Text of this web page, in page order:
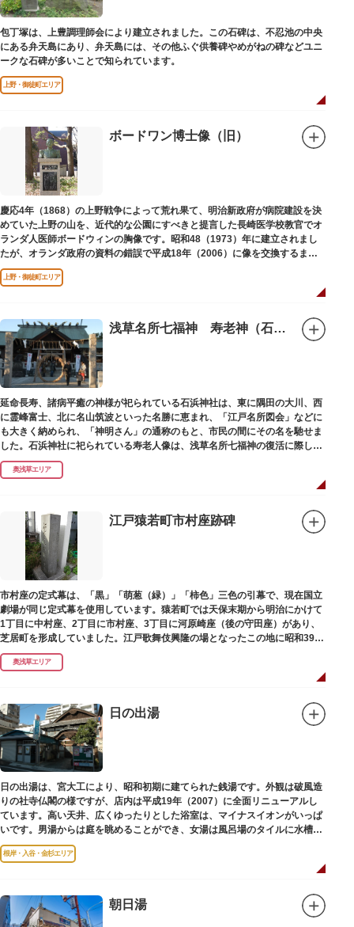
包丁塚は、上豊調理師会により建立されました。この石碑は、不忍池の中央
にある弁天島にあり、弁天島には、その他ふぐ供養碑やめがねの碑などユニ
ークな石碑が多いことで知られています。
上野・御徒町エリア
ボードワン博士像（旧）
慶応4年（1868）の上野戦争によって荒れ果て、明治新政府が病院建設を決
めていた上野の山を、近代的な公園にすべきと提言した長崎医学校教官でオ
ランダ人医師ボードウィンの胸像です。昭和48（1973）年に建立されまし
たが、オランダ政府の資料の錯誤で平成18年（2006）に像を交換するまで
は博士の弟の像でした。
上野・御徒町エリア
浅草名所七福神 寿老神（石浜神社）
延命長寿、諸病平癒の神様が祀られている石浜神社は、東に隅田の大川、西
に霊峰富士、北に名山筑波といった名勝に恵まれ、「江戸名所図会」などに
も大きく納められ、「神明さん」の通称のもと、市民の間にその名を馳せま
した。石浜神社に祀られている寿老人像は、浅草名所七福神の復活に際し、
延命長寿の神として奉安されたものです。
奥浅草エリア
江戸猿若町市村座跡碑
市村座の定式幕は、「黒」「萌葱（緑）」「柿色」三色の引幕で、現在国立
劇場が同じ定式幕を使用しています。猿若町では天保末期から明治にかけて
1丁目に中村座、2丁目に市村座、3丁目に河原崎座（後の守田座）があり、
芝居町を形成していました。江戸歌舞伎興隆の場となったこの地に昭和39年
（1964）に跡碑が建てられました。
奥浅草エリア
日の出湯
日の出湯は、宮大工により、昭和初期に建てられた銭湯です。外観は破風造
りの社寺仏閣の様ですが、店内は平成19年（2007）に全面リニューアルし
ています。高い天井、広くゆったりとした浴室は、マイナスイオンがいっぱ
いです。男湯からは庭を眺めることができ、女湯は風呂場のタイルに水槽が
はめ込まれ、可愛い金魚が泳いでいます。
根岸・入谷・金杉エリア
朝日湯